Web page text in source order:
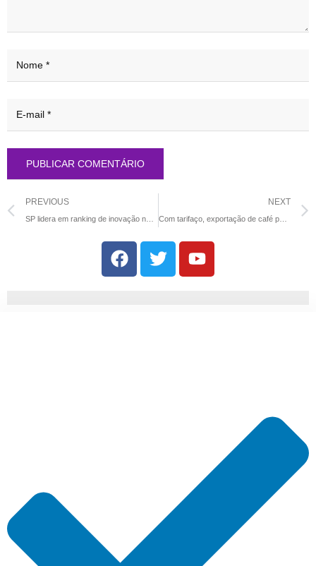
PREVIOUS NEXT
Com tarifaço, exportação de café para EUA deve cair pela metade em agosto, e Alemanha deve se tornar maior compradora